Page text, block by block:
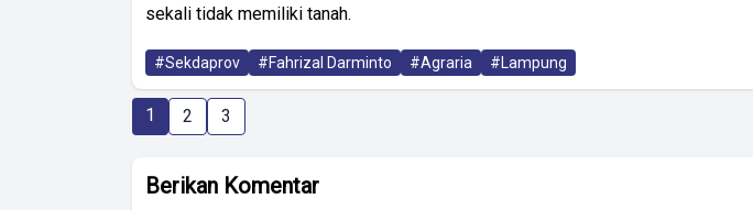
sekali tidak memiliki tanah.
#Sekdaprov #Fahrizal Darminto #Agraria #Lampung
1 2 3
Berikan Komentar